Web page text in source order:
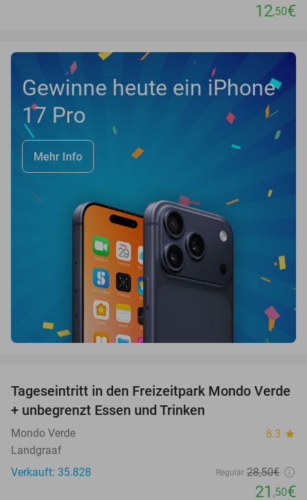
12,50€
Gewinne heute ein iPhone
17 Pro
Mehr Info
25%
Tageseintritt in den Freizeitpark Mondo Verde
+ unbegrenzt Essen und Trinken
Mondo Verde 8.3 star
Landgraaf
Verkauft: 35.828
Regulär 28,50€
21 ,50€